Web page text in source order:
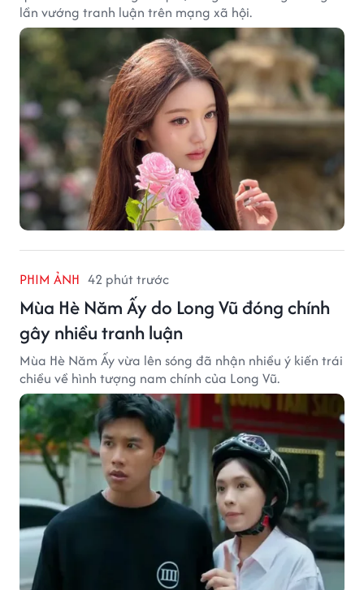
lần vướng tranh luận trên mạng xã hội.
PHIM ẢNH 42 phút trước
Mùa Hè Năm Ấy do Long Vũ đóng chính
gây nhiều tranh luận
Mùa Hè Năm Ấy vừa lên sóng đã nhận nhiều ý kiến trái
chiều về hình tượng nam chính của Long Vũ.